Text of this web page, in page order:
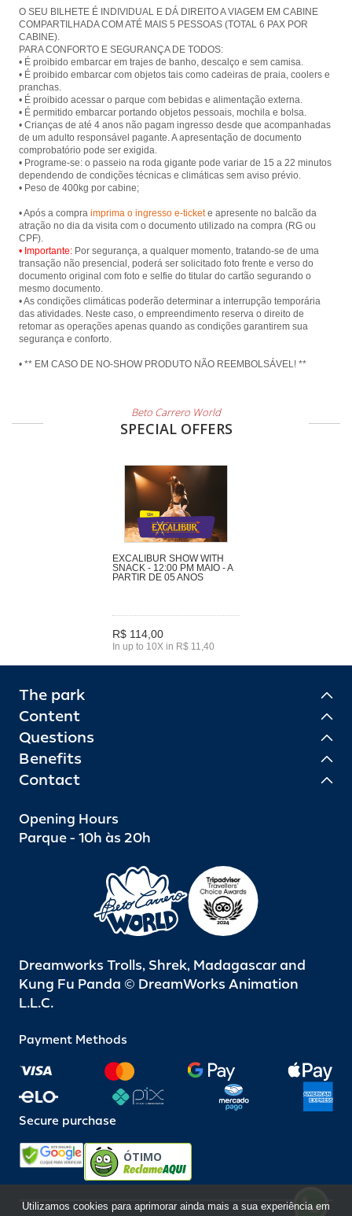
O SEU BILHETE É INDIVIDUAL E DÁ DIREITO A VIAGEM EM CABINE
COMPARTILHADA COM ATÉ MAIS 5 PESSOAS (TOTAL 6 PAX POR
CABINE).
PARA CONFORTO E SEGURANÇA DE TODOS:
• É proibido embarcar em trajes de banho, descalço e sem camisa.
• É proibido embarcar com objetos tais como cadeiras de praia, coolers e
pranchas.
• É proibido acessar o parque com bebidas e alimentação externa.
• É permitido embarcar portando objetos pessoais, mochila e bolsa.
• Crianças de até 4 anos não pagam ingresso desde que acompanhadas
de um adulto responsável pagante. A apresentação de documento
comprobatório pode ser exigida.
• Programe-se: o passeio na roda gigante pode variar de 15 a 22 minutos
dependendo de condições técnicas e climáticas sem aviso prévio.
• Peso de 400kg por cabine;
• Após a compra imprima o ingresso e-tickete apresente no balcão da
atração no dia da visita com o documento utilizado na compra (RG ou
• Importante: Por segurança, a qualquer momento, tratando-se de uma
transação não presencial, poderá ser solicitado foto frente e verso do
documento original com foto e selfie do titular do cartão segurando o
mesmo documento.
• As condições climáticas poderão determinar a interrupção temporária
das atividades. Neste caso, o empreendimento reserva o direito de
retomar as operações apenas quando as condições garantirem sua
segurança e conforto.
• ** EM CASO DE NO-SHOW PRODUTO NÃO REEMBOLSÁVEL! **
Beto Carrero World
SPECIAL OFFERS
EXCALIBUR SHOW WITH
SNACK - 12:00 PM MAIO - A
PARTIR DE 05 ANOS
R$ 114,00
In up to 10X in R$ 11,40
The park
Content
Questions
Benefits
Contact
Opening Hours
Parque - 10h às 20h
Dreamworks Trolls, Shrek, Madagascar and
Kung Fu Panda © DreamWorks Animation
L.L.C.
Payment Methods
Secure purchase
ÓTIMO
Utilizamos cookies para aprimorar ainda mais a sua experiência em